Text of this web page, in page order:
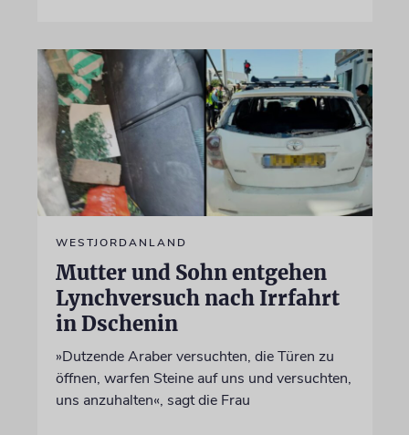
WESTJORDANLAND
Mutter und Sohn entgehen
Lynchversuch nach Irrfahrt
in Dschenin
»Dutzende Araber versuchten, die Türen zu
öffnen, warfen Steine auf uns und versuchten,
uns anzuhalten«, sagt die Frau